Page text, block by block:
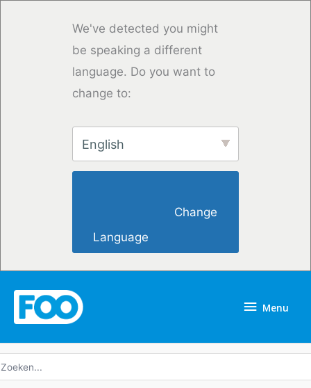
We've detected you might
be speaking a different
language. Do you want to
change to:
English
Language
Menu